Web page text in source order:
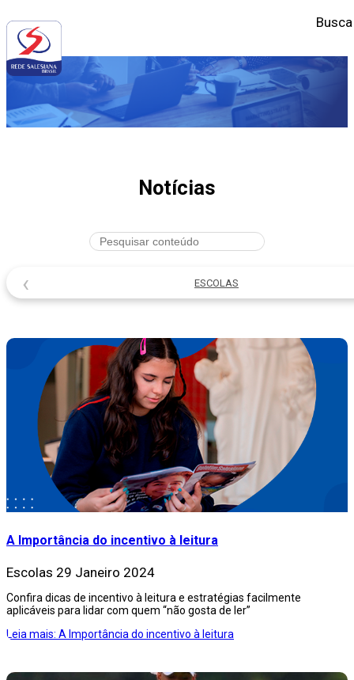
Busca
Notícias
ESCOLAS
‹
A Importância do incentivo à leitura
Escolas 29 Janeiro 2024
Confira dicas de incentivo à leitura e estratégias facilmente
aplicáveis para lidar com quem “não gosta de ler”
Leia mais: A Importância do incentivo à leitura